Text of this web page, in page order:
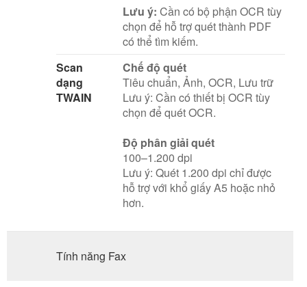
Lưu ý: Cần có bộ phận OCR tùy
chọn để hỗ trợ quét thành PDF
có thể tìm kiếm.
Scan
dạng
TWAIN
Chế độ quét
Tiêu chuẩn, Ảnh, OCR, Lưu trữ
Lưu ý: Cần có thiết bị OCR tùy
chọn để quét OCR.
Độ phân giải quét
100–1.200 dpi
Lưu ý: Quét 1.200 dpi chỉ được
hỗ trợ với khổ giấy A5 hoặc nhỏ
hơn.
Tính năng Fax